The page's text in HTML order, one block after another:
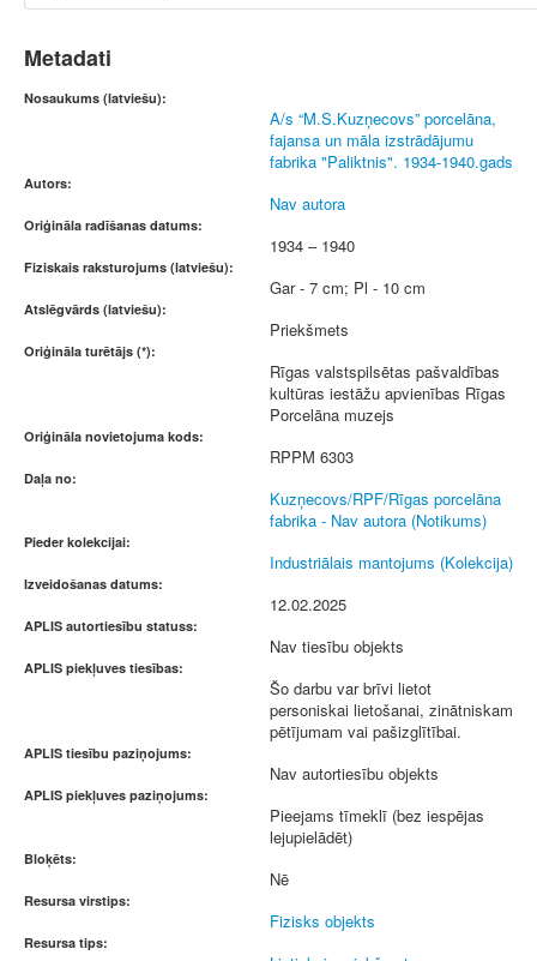
Metadati
Nosaukums (latviešu):
A/s “M.S.Kuzņecovs” porcelāna,
fajansa un māla izstrādājumu
fabrika "Paliktnis". 1934-1940.gads
Autors:
Nav autora
Oriģināla radīšanas datums:
1934 – 1940
Fiziskais raksturojums (latviešu):
Gar - 7 cm; Pl - 10 cm
Atslēgvārds (latviešu):
Priekšmets
Oriģināla turētājs (*):
Rīgas valstspilsētas pašvaldības
kultūras iestāžu apvienības Rīgas
Porcelāna muzejs
Oriģināla novietojuma kods:
RPPM 6303
Daļa no:
Kuzņecovs/RPF/Rīgas porcelāna
fabrika - Nav autora (Notikums)
Pieder kolekcijai:
Industriālais mantojums (Kolekcija)
Izveidošanas datums:
12.02.2025
APLIS autortiesību statuss:
Nav tiesību objekts
APLIS piekļuves tiesības:
Šo darbu var brīvi lietot
personiskai lietošanai, zinātniskam
pētījumam vai pašizglītībai.
APLIS tiesību paziņojums:
Nav autortiesību objekts
APLIS piekļuves paziņojums:
Pieejams tīmeklī (bez iespējas
lejupielādēt)
Bloķēts:
Nē
Resursa virstips:
Fizisks objekts
Resursa tips: